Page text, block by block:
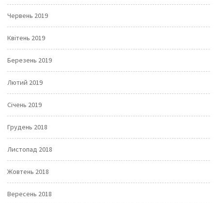
Червень 2019
Квітень 2019
Березень 2019
Лютий 2019
Січень 2019
Грудень 2018
Листопад 2018
Жовтень 2018
Вересень 2018